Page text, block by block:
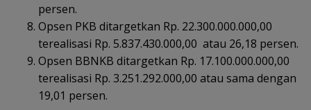
persen.
Opsen PKB ditargetkan Rp. 22.300.000.000,00
terealisasi Rp. 5.837.430.000,00 atau 26,18 persen.
Opsen BBNKB ditargetkan Rp. 17.100.000.000,00
terealisasi Rp. 3.251.292.000,00 atau sama dengan
19,01 persen.